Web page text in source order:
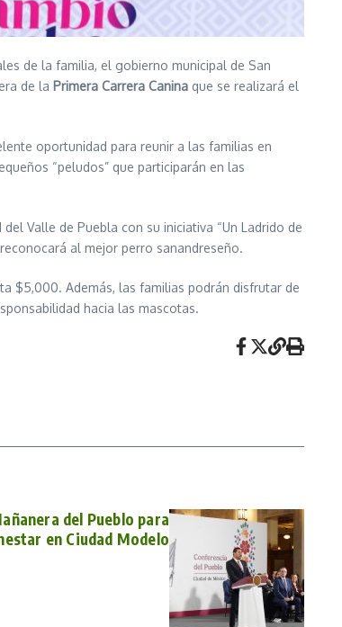
de la familia, el gobierno municipal de San
de la Primera Carrera Canina que se realizará el
oportunidad para reunir a las familias en
“peludos” que participarán en las
Valle de Puebla con su iniciativa “Un Ladrido de
al mejor perro sanandreseño.
$5,000. Además, las familias podrán disfrutar de
hacia las mascotas.
del Pueblo para
en Ciudad Modelo